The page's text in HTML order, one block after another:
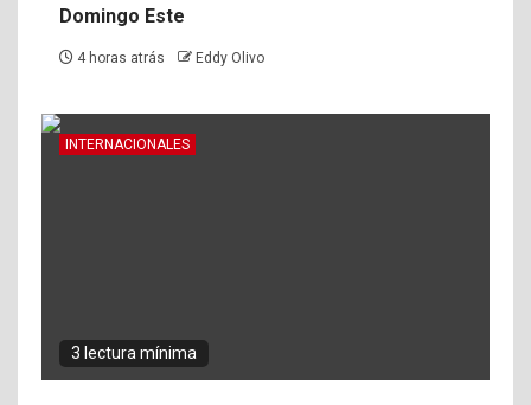
Domingo Este
4 horas atrás Eddy Olivo
INTERNACIONALES
3 lectura mínima